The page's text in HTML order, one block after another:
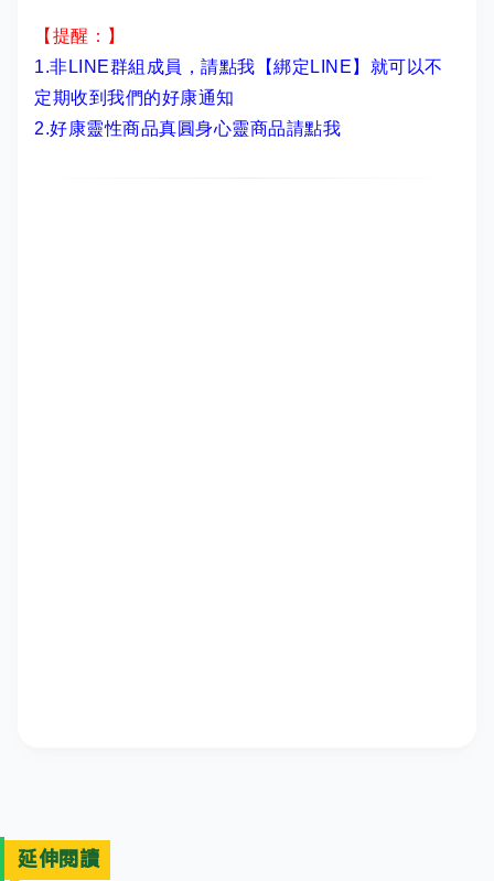
【提醒：】
1.非LINE群組成員， 請點我【綁定LINE】 就可以不
定期收到我們的好康通知
2.好康靈性商品真圓身心靈商品請點我
延伸閱讀